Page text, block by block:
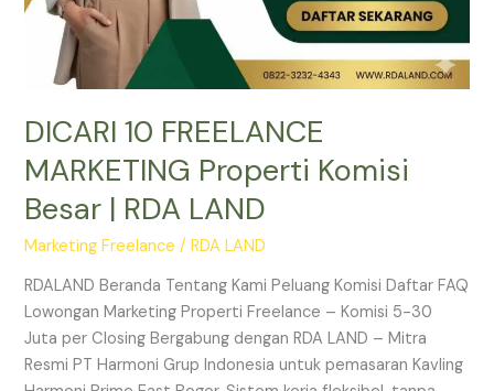
DICARI 10 FREELANCE
MARKETING Properti Komisi
Besar | RDA LAND
Marketing Freelance /RDA LAND
RDALAND Beranda Tentang Kami Peluang Komisi Daftar FAQ
Lowongan Marketing Properti Freelance – Komisi 5-30
Juta per Closing Bergabung dengan RDA LAND – Mitra
Resmi PT Harmoni Grup Indonesia untuk pemasaran Kavling